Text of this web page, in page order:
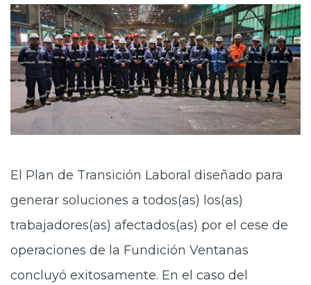
El Plan de Transición Laboral diseñado para
generar soluciones a todos(as) los(as)
trabajadores(as) afectados(as) por el cese de
operaciones de la Fundición Ventanas
concluyó exitosamente. En el caso del